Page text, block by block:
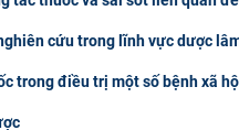
cứu trong lĩnh vực dược
trong điều trị một số bệnh xã